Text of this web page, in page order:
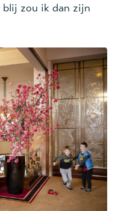
blij zou ik dan zijn